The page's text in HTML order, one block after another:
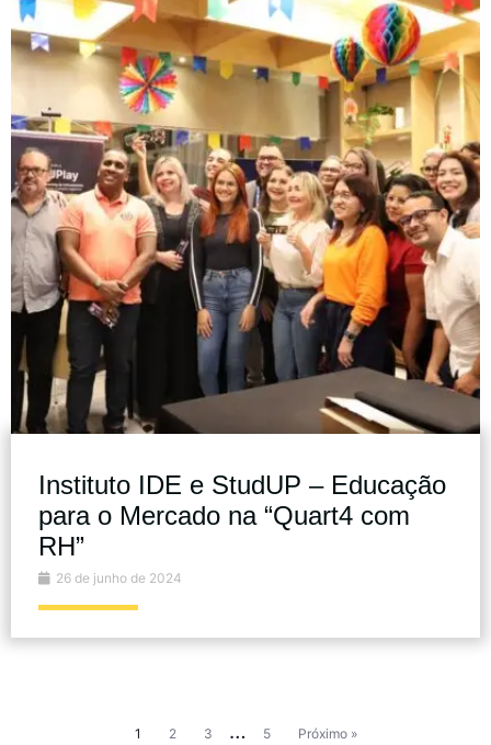
Instituto IDE e StudUP – Educação
para o Mercado na “Quart4 com
RH”
26 de junho de 2024
1 2 3 … 5 Próximo »